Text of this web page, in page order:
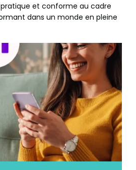
et conforme au cadre
dans un monde en pleine